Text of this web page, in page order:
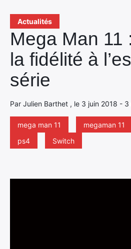
Actualités
Mega Man 11
la fidélité à
série
Par Julien Barthet , le 3 juin 2018 -
mega man 11 megaman 11
ps4
Switch